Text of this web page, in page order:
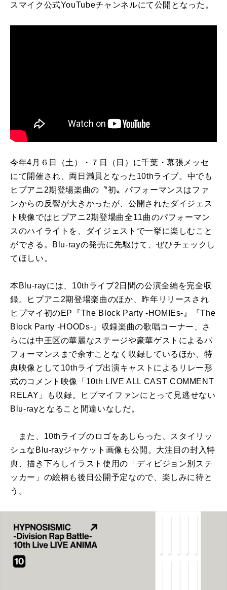
スマイク公式YouTubeチャンネルにて公開となった。
今年4月６日（土）・７日（日）に千葉・幕張メッセ
にて開催され、両日満員となった10thライブ。中でも
ヒプアニ2期登場楽曲の〝初〟パフォーマンスはファ
ンからの反響が大きかったが、公開されたダイジェス
ト映像ではヒプアニ2期登場曲全11曲のパフォーマン
スのハイライトを、ダイジェストで一挙に楽しむこと
ができる。Blu-rayの発売に先駆けて、ぜひチェックし
てほしい。
本Blu-rayには、10thライブ2日間の公演全編を完全収
録。ヒプアニ2期登場楽曲のほか、昨年リリースされ
ヒプマイ初のEP『The Block Party -HOMIEs-』『The
Block Party -HOODs-』収録楽曲の歌唱コーナー、さ
らには中王区の華麗なステージや豪華ゲストによるパ
フォーマンスまで余すことなく収録しているほか、特
典映像として10thライブ出演キャストによるリレー形
式のコメント映像「10th LIVE ALL CAST COMMENT
RELAY」も収録。ヒプマイファンにとって見逃せない
Blu-rayとなること間違いなしだ。
また、10thライブのロゴをあしらった、スタイリッ
シュなBlu-rayジャケット画像も公開。大注目の封入特
典、描き下ろしイラスト使用の「ディビジョン別ステ
ッカー」の絵柄も後日公開予定なので、楽しみに待と
う。